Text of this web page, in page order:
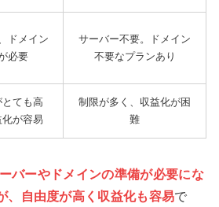
ドメイン
必要
サーバー不要。ドメイン
不要なプランあり
とても高
化が容易
制限が多く、収益化が困
難
バーやドメインの準備が必要にな
、自由度が高く収益化も容易で